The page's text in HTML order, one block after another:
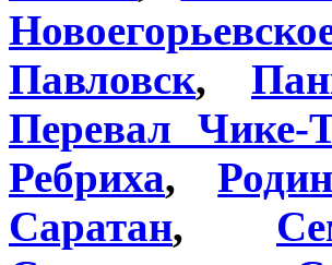
Павловск,
Перевал Чике-
Ребриха,
Саратан,